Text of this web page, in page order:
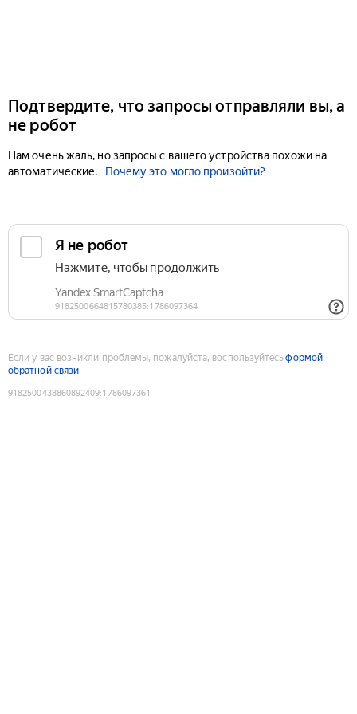
Подтвердите, что запросы отправляли вы, а
не робот
Нам очень жаль, но запросы с вашего устройства похожи на
автоматические.
Почему это могло произойти?
Если у вас возникли проблемы, пожалуйста, воспользуйтесьформой
обратной связи
9182500438860892409:1786097361